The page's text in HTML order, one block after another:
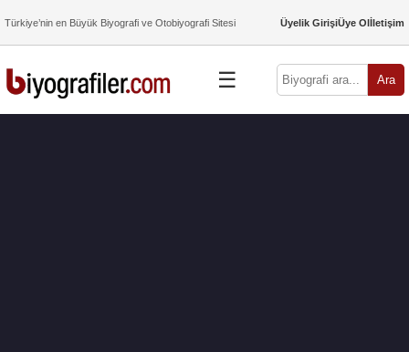
Türkiye’nin en Büyük Biyografi ve Otobiyografi Sitesi Üyelik GirişiÜye Olİletişim
☰ Ara